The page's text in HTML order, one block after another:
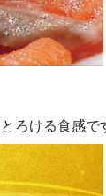
ろける食感で